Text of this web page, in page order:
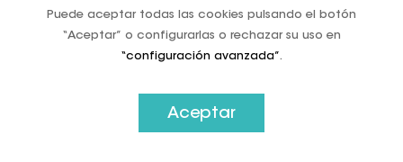
Puede aceptar todas las cookies pulsando el botón
“Aceptar” o configurarlas o rechazar su uso en
“configuración avanzada”.
Aceptar